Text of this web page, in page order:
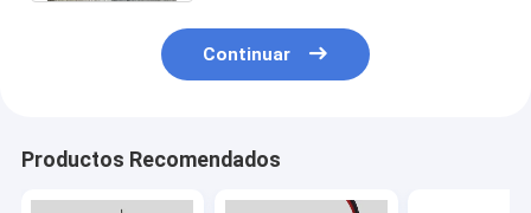
Continuar
Productos Recomendados